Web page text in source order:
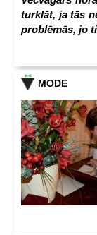
turklāt, ja tās
problēmās, jo
MODE